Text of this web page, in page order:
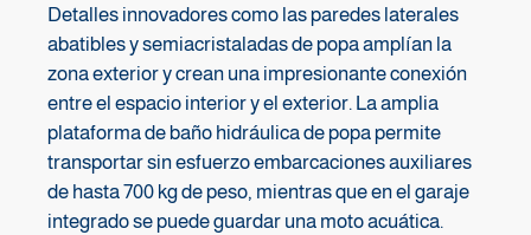
Detalles innovadores como las paredes laterales
abatibles y semiacristaladas de popa amplían la
zona exterior y crean una impresionante conexión
entre el espacio interior y el exterior. La amplia
plataforma de baño hidráulica de popa permite
transportar sin esfuerzo embarcaciones auxiliares
de hasta 700 kg de peso, mientras que en el garaje
integrado se puede guardar una moto acuática.